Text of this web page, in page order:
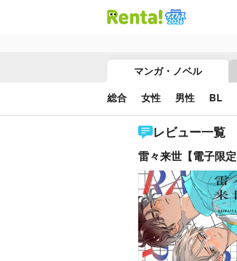
マンガ・ノベル
総合 女性 男性 BL
レビュー一覧
雷々来世【電子限定